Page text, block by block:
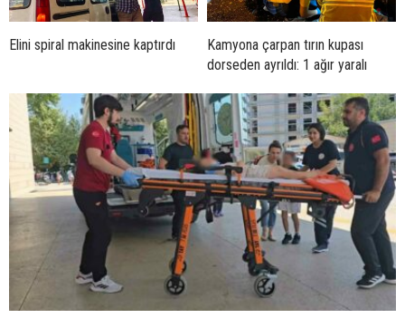
Elini spiral makinesine kaptırdı
Kamyona çarpan tırın kupası
dorseden ayrıldı: 1 ağır yaralı